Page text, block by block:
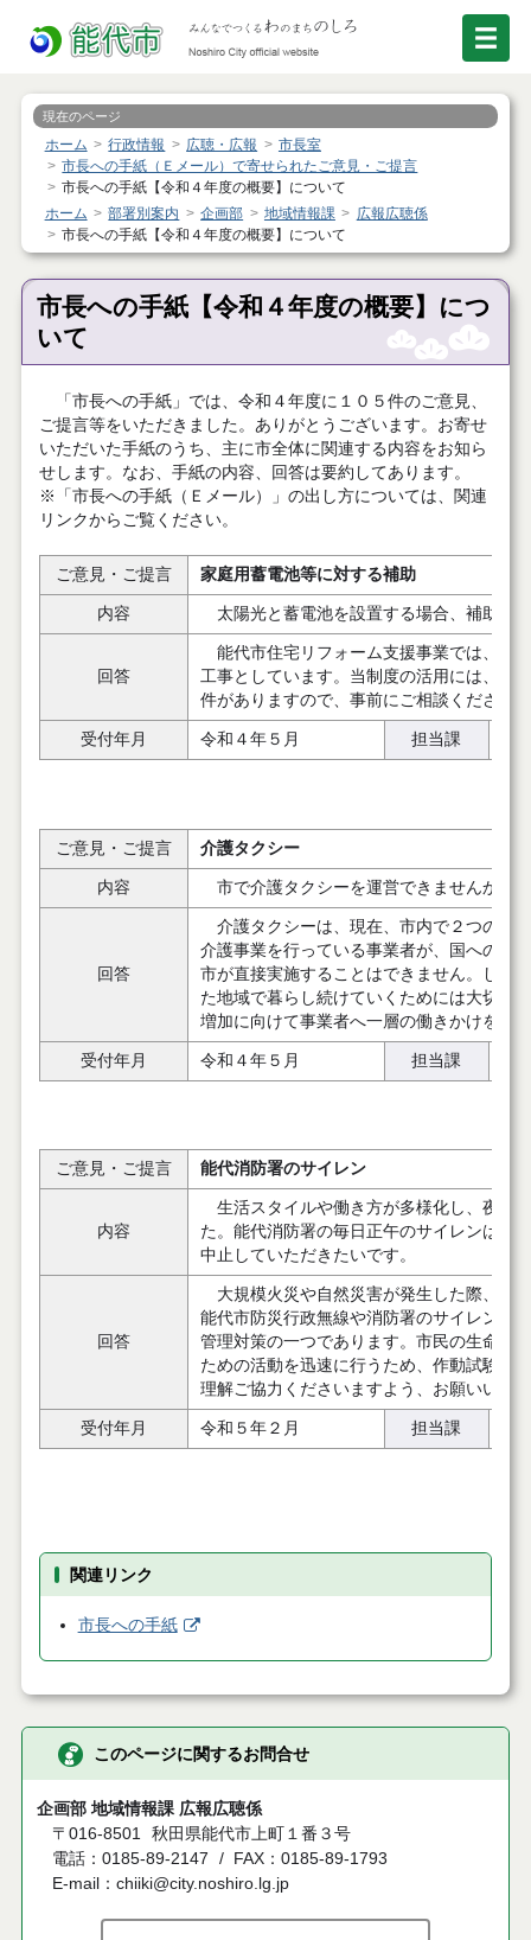
現在のページ
ホーム 行政情報 広聴・広報
市長室
市長への手紙（Ｅメール）で寄せられたご意見・ご提言
市長への手紙【令和４年度の概要】について
ホーム
部署別案内 企画部 地域情報課
広報広聴係
市長への手紙【令和４年度の概要】について
市長への手紙【令和４年度の概要】につ
いて
「市長への手紙」では、令和４年度に１０５件のご意見、
ご提言等をいただきました。ありがとうございます。お寄せ
いただいた手紙のうち、主に市全体に関連する内容をお知ら
せします。なお、手紙の内容、回答は要約してあります。
※「市長への手紙（Ｅメール）」の出し方については、関連
リンクからご覧ください。
ご意見・ご提言 家庭用蓄電池等に対する補助
内容 太陽光と蓄電池を設置する場合、補助金
回答
能代市住宅リフォーム支援事業では、住
工事としています。当制度の活用には、補
件がありますので、事前にご相談ください。
受付年月 令和４年５月 担当課
ご意見・ご提言 介護タクシー
内容 市で介護タクシーを運営できませんか。
回答
介護タクシーは、現在、市内で２つの訪
介護事業を行っている事業者が、国への手
市が直接実施することはできません。しか
た地域で暮らし続けていくためには大切な
増加に向けて事業者へ一層の働きかけを行
受付年月 令和４年５月 担当課
ご意見・ご提言 能代消防署のサイレン
内容
生活スタイルや働き方が多様化し、夜勤
た。能代消防署の毎日正午のサイレンは、
中止していただきたいです。
回答
大規模火災や自然災害が発生した際、市
能代市防災行政無線や消防署のサイレンな
管理対策の一つであります。市民の生命、
ための活動を迅速に行うため、作動試験を
理解ご協力くださいますよう、お願いいた
受付年月 令和５年２月 担当課
関連リンク
市長への手紙
このページに関するお問合せ
企画部 地域情報課 広報広聴係
〒016-8501
秋田県能代市上町１番３号
電話：0185-89-2147
FAX：0185-89-1793
E-mail：chiiki@city.noshiro.lg.jp